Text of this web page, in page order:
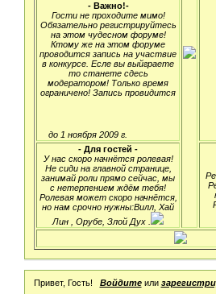
- Важно!-
Гости не проходите мимо!
Обязательно регистрируйтесь
на этом чудесном форуме!
Ктому же на этом форуме
проводится запись на участвие
в конкурсе. Есле вы выйграете
то станете сдесь
модератором! Только время
ограничено! Запись провидится
до 1 ноября 2009 г.
- Для гостей -
У нас скоро начнётся ролевая!
Не сиди на главной странице,
занимай роли прямо сейчас, мы
с нетерпением ждём тебя!
Ролевая может скоро начнётся,
но нам срочно нужны:Вилл, Хай
Лин , Орубе, Злой Дух .
Привет, Гость! Войдитеили